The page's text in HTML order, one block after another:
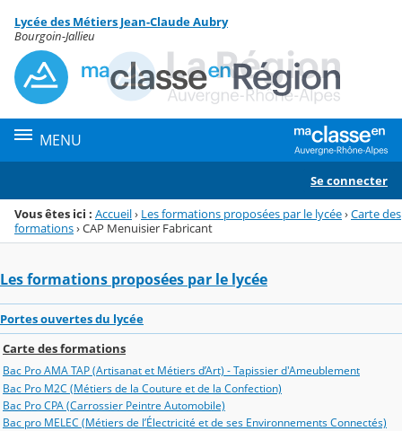
Menu de la rubrique
Contenu
Lycée des Métiers Jean-Claude Aubry
Bourgoin-Jallieu
MENU
Se connecter
Vous êtes ici : Accueil› Les formations proposées par le lycée›Carte des
formations›CAP Menuisier Fabricant
Les formations proposées par le lycée
Portes ouvertes du lycée
Carte des formations
Bac Pro AMA TAP (Artisanat et Métiers d’Art) - Tapissier d'Ameublement
Bac Pro M2C (Métiers de la Couture et de la Confection)
Bac Pro CPA (Carrossier Peintre Automobile)
Bac pro MELEC (Métiers de l’Électricité et de ses Environnements Connectés)